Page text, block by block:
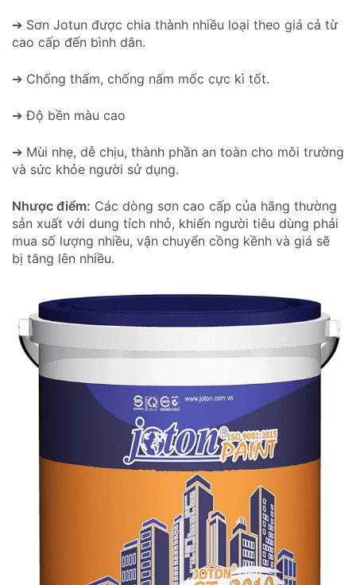
➔ Sơn Jotun được chia thành nhiều loại theo giá cả từ
cao cấp đến bình dân.
➔ Chống thấm, chống nấm mốc cực kì tốt.
➔ Độ bền màu cao
➔ Mùi nhẹ, dễ chịu, thành phần an toàn cho môi trường
và sức khỏe người sử dụng.
Nhược điểm: Các dòng sơn cao cấp của hãng thường
sản xuất với dung tích nhỏ, khiến người tiêu dùng phải
mua số lượng nhiều, vận chuyển cồng kềnh và giá sẽ
bị tăng lên nhiều.